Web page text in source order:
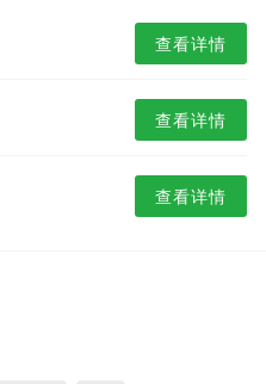
查看详情
查看详情
查看详情